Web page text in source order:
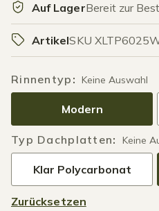
Auf LagerBereit zur
ArtikelSKU
Rinnentyp : Keine Auswahl
Modern
Typ Dachplatten: Keine
Klar Polycarbonat
Zurücksetzen